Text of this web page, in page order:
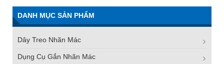
DANH MỤC SẢN PHẨM
Dây Treo Nhãn Mác
Dụng Cụ Gắn Nhãn Mác